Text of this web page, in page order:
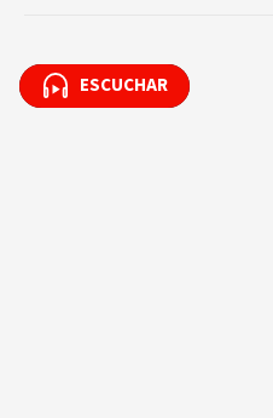
ESCUCHAR
ESCUCHAR